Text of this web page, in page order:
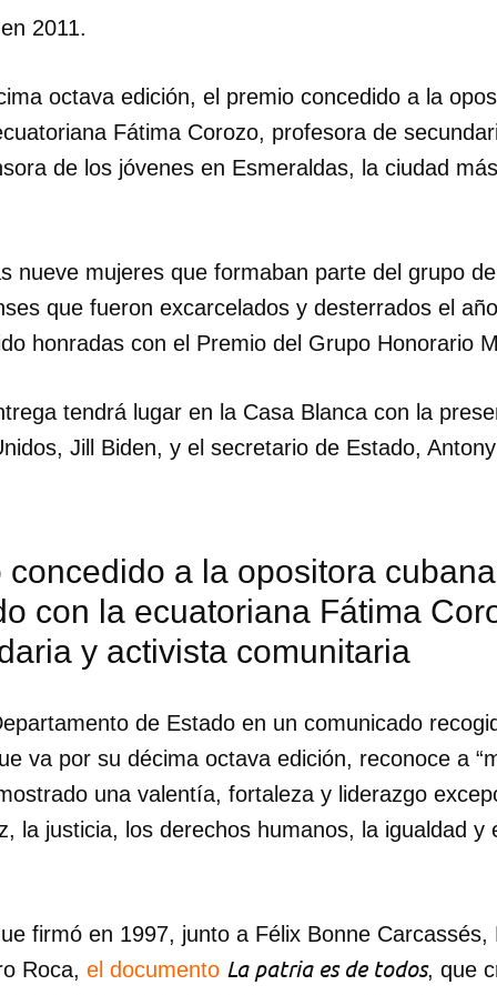
2011.
octava edición, el premio concedido a la
Fátima Corozo, profesora de
de los jóvenes en Esmeraldas, la ciudad
nueve mujeres que formaban parte del grupo
que fueron excarcelados y desterrados el
honradas con el Premio del Grupo Honorario
tendrá lugar en la Casa Blanca con la
Jill Biden, y el secretario de Estado,
concedido a la opositora
con la ecuatoriana Fátima
y activista comunitaria
de Estado en un comunicado
va por su décima octava edición, reconoce a
una valentía, fortaleza y liderazgo
la justicia, los derechos humanos, la igualdad y
firmó en 1997, junto a Félix Bonne Carcassés,
Roca, el documento La patria es de todos, que